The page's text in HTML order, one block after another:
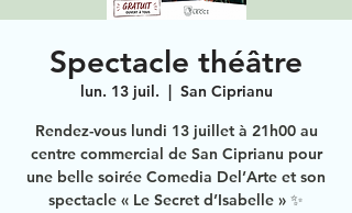
Spectacle théâtre
lun. 13 juil.
  |
San Ciprianu
Rendez-vous lundi 13 juillet à 21h00 au
centre commercial de San Ciprianu pour
une belle soirée Comedia Del’Arte et son
spectacle « Le Secret d’Isabelle » ✨